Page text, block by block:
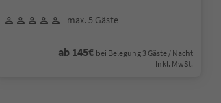
max. 5 Gäste
ab 145€ bei Belegung 3 Gäste / Nacht
Inkl. MwSt.